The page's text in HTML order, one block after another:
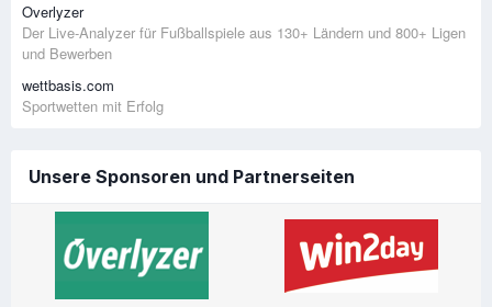
Overlyzer
Der Live-Analyzer für Fußballspiele aus 130+ Ländern und 800+ Ligen
und Bewerben
wettbasis.com
Sportwetten mit Erfolg
Unsere Sponsoren und Partnerseiten